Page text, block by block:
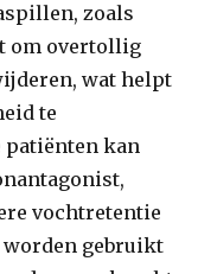
zoals
om overtollig
wat helpt
te
patiënten kan
vochtretentie
gebruikt